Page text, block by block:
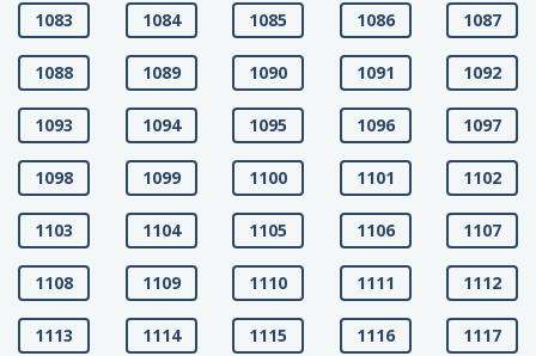
1083 1084 1085 1086 1087
1088 1089 1090 1091 1092
1093 1094 1095 1096 1097
1098 1099 1100 1101 1102
1103 1104 1105 1106 1107
1108 1109 1110 1111 1112
1113 1114 1115 1116 1117